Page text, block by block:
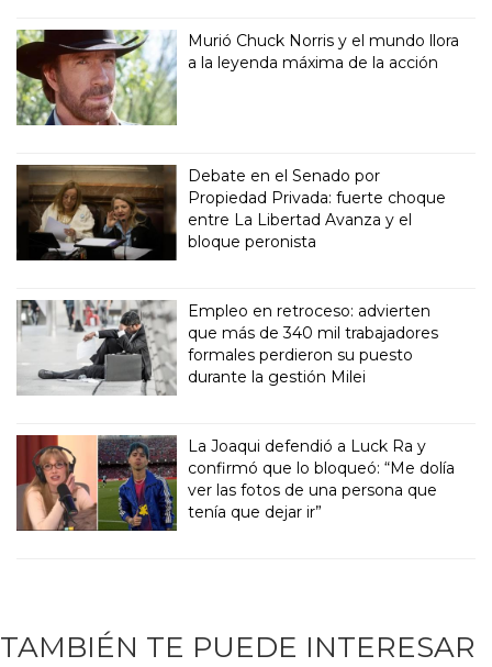
Murió Chuck Norris y el mundo llora
a la leyenda máxima de la acción
Debate en el Senado por
Propiedad Privada: fuerte choque
entre La Libertad Avanza y el
bloque peronista
Empleo en retroceso: advierten
que más de 340 mil trabajadores
formales perdieron su puesto
durante la gestión Milei
La Joaqui defendió a Luck Ra y
confirmó que lo bloqueó: “Me dolía
ver las fotos de una persona que
tenía que dejar ir”
TAMBIÉN TE PUEDE INTERESAR